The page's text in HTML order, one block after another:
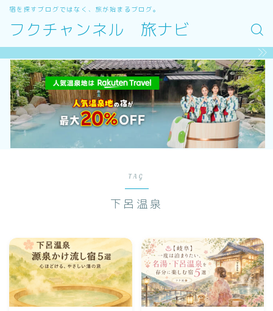
フクチャンネル 旅ナビ
宿を探すブログではなく、旅が始まるブログ。
TAG
下呂温泉